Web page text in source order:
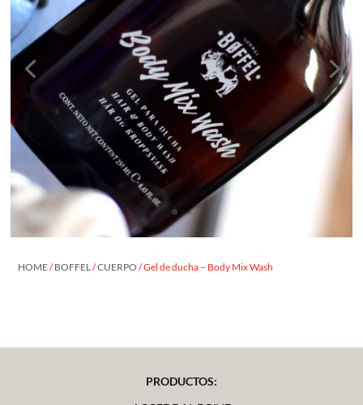
HOME/BOFFEL/CUERPO / Gel de ducha – Body Mix Wash
PRODUCTOS: